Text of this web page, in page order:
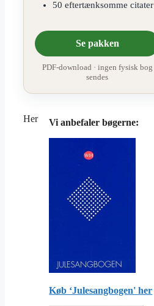
50 eftertænksomme citater
Se pakken
PDF-download · ingen fysisk bog
sendes
Vi anbefaler bøgerne:
Køb ‘Julesangbogen' her
Her